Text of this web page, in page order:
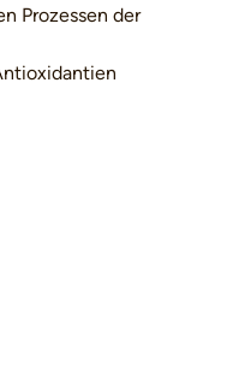
Prozessen der